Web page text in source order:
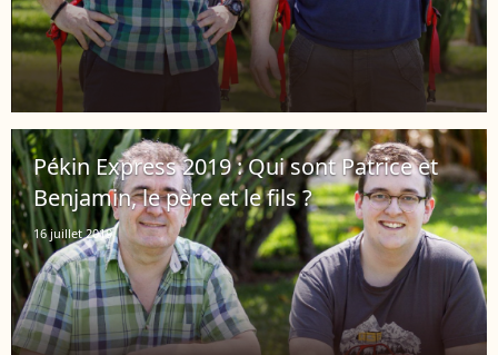
Pékin Express 2019 : Qui sont Patrice et
Benjamin, le père et le fils ?
16 juillet 2019